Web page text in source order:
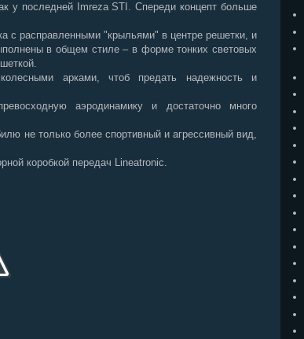
у последней Imreza STI. Спереди концепт больше
с расправленными "крыльями" в центре решетки, и
в общем стиле – в форме тонких световых
арками, чтоб предать надежность и
аэродинамику и достаточно много
не только более спортивный и агрессивный вид,
коробкой передач Lineatronic.